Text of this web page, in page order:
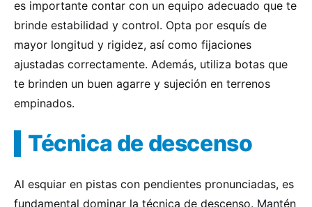
es importante contar con un equipo adecuado que te
brinde estabilidad y control. Opta por esquís de
mayor longitud y rigidez, así como fijaciones
ajustadas correctamente. Además, utiliza botas que
te brinden un buen agarre y sujeción en terrenos
empinados.
Técnica de descenso
Al esquiar en pistas con pendientes pronunciadas, es
fundamental dominar la técnica de descenso. Mantén